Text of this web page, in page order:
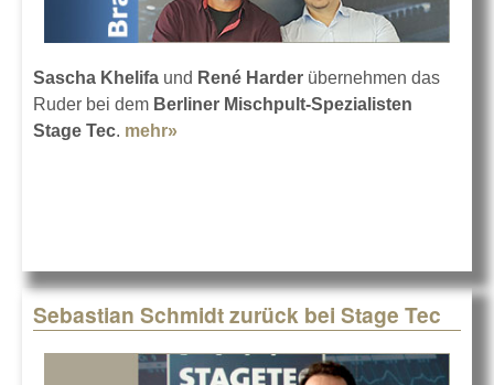
Sascha Khelifa und René Harder übernehmen das
Ruder bei dem Berliner Mischpult-Spezialisten
Stage Tec. mehr»
Sebastian Schmidt zurück bei Stage Tec